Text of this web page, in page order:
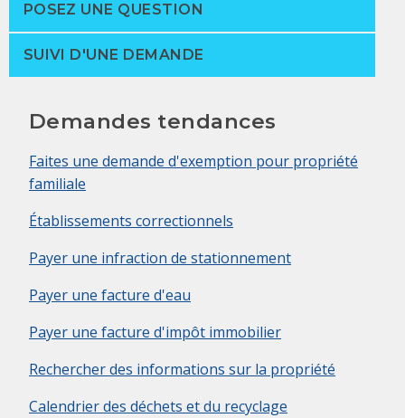
POSEZ UNE QUESTION
SUIVI D'UNE DEMANDE
Demandes tendances
Faites une demande d'exemption pour propriété
familiale
Établissements correctionnels
Payer une infraction de stationnement
Payer une facture d'eau
Payer une facture d'impôt immobilier
Rechercher des informations sur la propriété
Calendrier des déchets et du recyclage